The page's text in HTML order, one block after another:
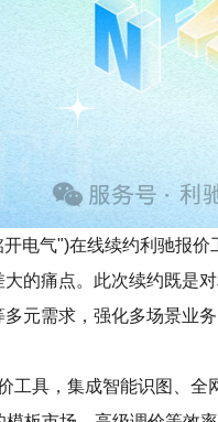
电气")在线续约利驰报
的痛点。此次续约既是
元需求，强化多场景业
具，集成智能识图、